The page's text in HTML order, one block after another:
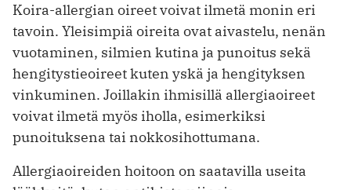
Koira-allergian oireet voivat ilmetä monin eri
tavoin. Yleisimpiä oireita ovat aivastelu, nenän
vuotaminen, silmien kutina ja punoitus sekä
hengitystieoireet kuten yskä ja hengityksen
vinkuminen. Joillakin ihmisillä allergiaoireet
voivat ilmetä myös iholla, esimerkiksi
punoituksena tai nokkosihottumana.
Allergiaoireiden hoitoon on saatavilla useita